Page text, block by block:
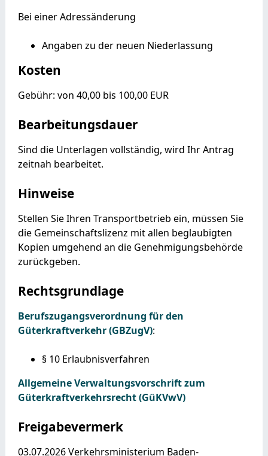
Bei einer Adressänderung
Angaben zu der neuen Niederlassung
Kosten
Gebühr: von 40,00 bis 100,00 EUR
Bearbeitungsdauer
Sind die Unterlagen vollständig, wird Ihr Antrag
zeitnah bearbeitet.
Hinweise
Stellen Sie Ihren Transportbetrieb ein, müssen Sie
die Gemeinschaftslizenz mit allen beglaubigten
Kopien umgehend an die Genehmigungsbehörde
zurückgeben.
Rechtsgrundlage
Berufszugangsverordnung für den
Güterkraftverkehr (GBZugV):
§ 10 Erlaubnisverfahren
Allgemeine Verwaltungsvorschrift zum
Güterkraftverkehrsrecht (GüKVwV)
Freigabevermerk
03.07.2026 Verkehrsministerium Baden-